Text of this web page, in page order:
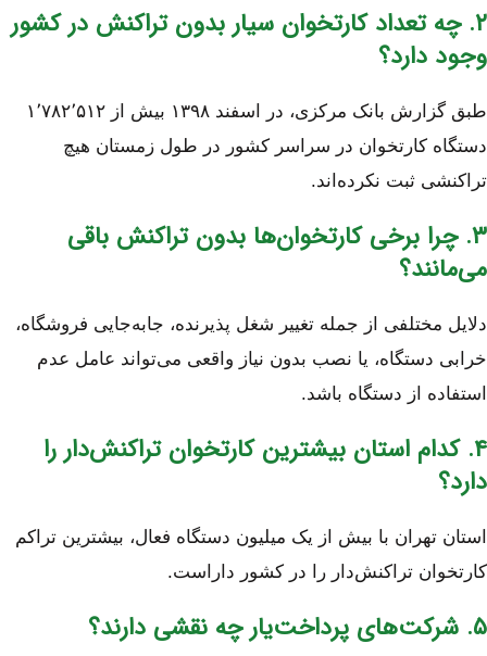
۲. چه تعداد کارتخوان سیار بدون تراکنش در کشور
وجود دارد؟
طبق گزارش بانک مرکزی، در اسفند ۱۳۹۸ بیش از ۱٬۷۸۲٬۵۱۲
دستگاه کارتخوان در سراسر کشور در طول زمستان هیچ
تراکنشی ثبت نکرده‌اند.
۳. چرا برخی کارتخوان‌ها بدون تراکنش باقی
می‌مانند؟
دلایل مختلفی از جمله تغییر شغل پذیرنده، جابه‌جایی فروشگاه،
خرابی دستگاه، یا نصب بدون نیاز واقعی می‌تواند عامل عدم
استفاده از دستگاه باشد.
۴. کدام استان بیشترین کارتخوان تراکنش‌دار را
دارد؟
استان تهران با بیش از یک میلیون دستگاه فعال، بیشترین تراکم
کارتخوان تراکنش‌دار را در کشور داراست.
۵. شرکت‌های پرداخت‌یار چه نقشی دارند؟